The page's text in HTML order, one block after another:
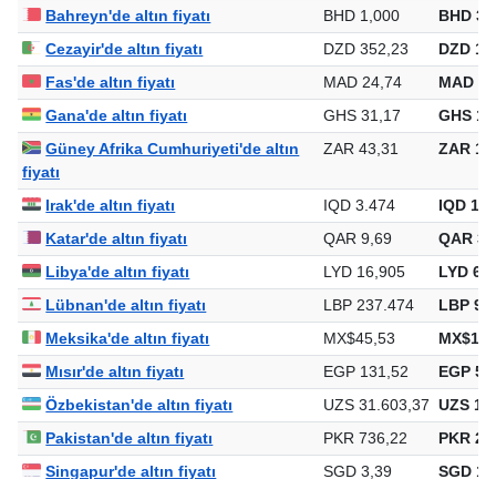
Bahreyn'de altın fiyatı
BHD 1,000
BHD
Cezayir'de altın fiyatı
DZD 352,23
DZD
Fas'de altın fiyatı
MAD 24,74
MAD
Gana'de altın fiyatı
GHS 31,17
GHS
Güney Afrika Cumhuriyeti'de altın
fiyatı
ZAR 43,31 ZAR
Irak'de altın fiyatı IQD 3.474
IQD
Katar'de altın fiyatı
QAR 9,69
QAR
Libya'de altın fiyatı
LYD 16,905
LYD
Lübnan'de altın fiyatı
LBP 237.474
LBP
Meksika'de altın fiyatı
MX$45,53
Mısır'de altın fiyatı
EGP 131,52
EGP
Özbekistan'de altın fiyatı
UZS 31.603,37 UZS
Pakistan'de altın fiyatı
PKR 736,22
PKR
Singapur'de altın fiyatı
SGD 3,39
SGD